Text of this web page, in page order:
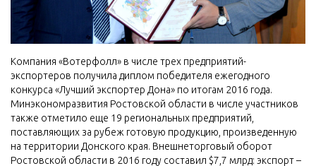
Компания «Вотерфолл» в числе трех предприятий-
экспортеров получила диплом победителя ежегодного
конкурса «Лучший экспортер Дона» по итогам 2016 года.
Минэкономразвития Ростовской области в числе участников
также отметило еще 19 региональных предприятий,
поставляющих за рубеж готовую продукцию, произведенную
на территории Донского края. Внешнеторговый оборот
Ростовской области в 2016 году составил $7,7 млрд: экспорт –